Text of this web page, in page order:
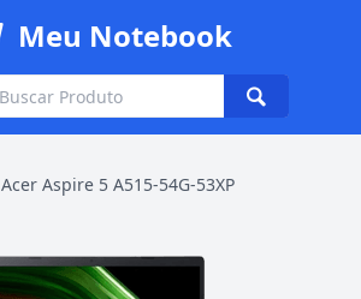
Meu Notebook
Acer Aspire 5 A515-54G-53XP